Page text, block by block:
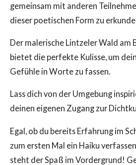
gemeinsam mit anderen
dieser poetischen Form zu
Der malerische Lintzeler Wald am
bietet die perfekte Kulisse, um
Gefühle in Worte zu fassen.
Lass dich von der Umgebung
deinen eigenen Zugang zur
Egal, ob du bereits Erfahrung im
zum ersten Mal ein Haiku
steht der Spaß im Vordergrund!